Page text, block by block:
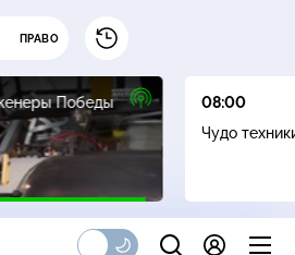
ПРАВО
Победы
16+
08:00
Чудо